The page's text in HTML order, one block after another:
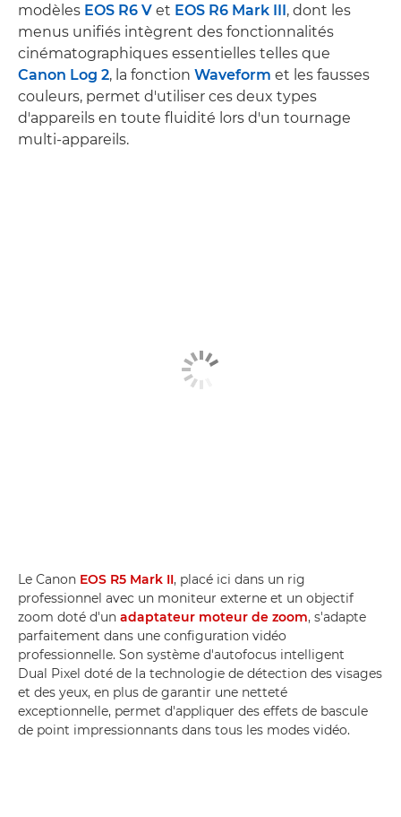
modèles EOS R6 V et EOS R6 Mark III, dont les
menus unifiés intègrent des fonctionnalités
cinématographiques essentielles telles que
Canon Log 2, la fonction Waveform et les fausses
couleurs, permet d'utiliser ces deux types
d'appareils en toute fluidité lors d'un tournage
multi-appareils.
Le Canon EOS R5 Mark II, placé ici dans un rig
professionnel avec un moniteur externe et un objectif
zoom doté d'un adaptateur moteur de zoom, s'adapte
parfaitement dans une configuration vidéo
professionnelle. Son système d'autofocus intelligent
Dual Pixel doté de la technologie de détection des visages
et des yeux, en plus de garantir une netteté
exceptionnelle, permet d'appliquer des effets de bascule
de point impressionnants dans tous les modes vidéo.